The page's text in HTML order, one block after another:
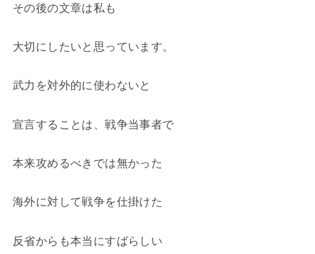
その後の文章は私も
大切にしたいと思っています。
武力を対外的に使わないと
宣言することは、戦争当事者で
本来攻めるべきでは無かった
海外に対して戦争を仕掛けた
反省からも本当にすばらしい